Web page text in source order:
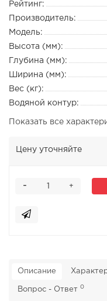
Рейтинг:
Производитель:
Модель:
Высота (мм):
Глубина (мм):
Ширина (мм):
Вес (кг):
Водяной контур:
Показать все
Цену уточняйте
+
-
Описание
Вопрос - Ответ 0